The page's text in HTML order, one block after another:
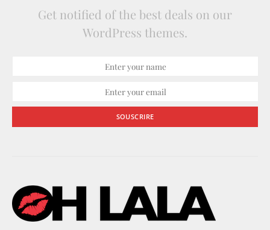
Get notified of the best deals on our
WordPress themes.
SOUSCRIRE